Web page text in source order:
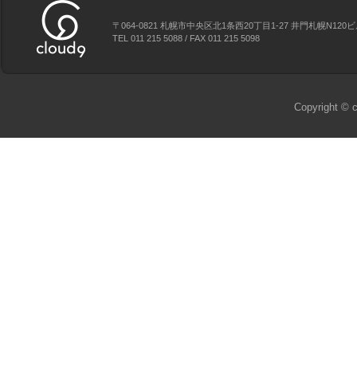
〒064-0821 札幌市中央区北1条西20丁目1-27 井門札幌N120
TEL 011 215 5088 / FAX 011 215 5098
Copyright ©